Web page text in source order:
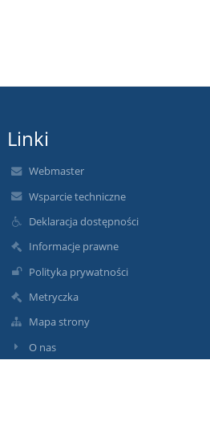
Linki
Webmaster
Wsparcie techniczne
Deklaracja dostępności
Informacje prawne
Polityka prywatności
Metryczka
Mapa strony
O nas